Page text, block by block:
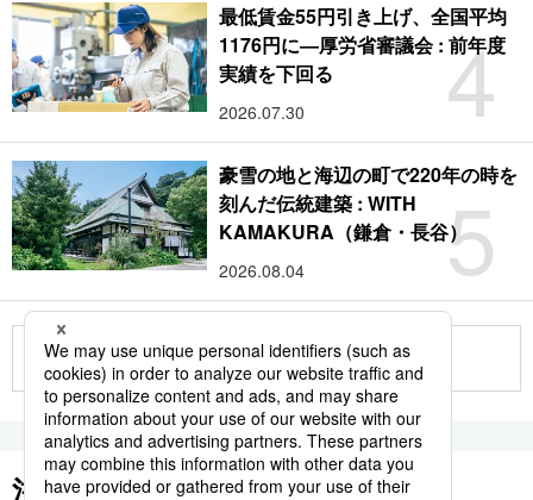
4
最低賃金55円引き上げ、全国平均
1176円に―厚労省審議会 : 前年度
実績を下回る
2026.07.30
5
豪雪の地と海辺の町で220年の時を
刻んだ伝統建築 : WITH
KAMAKURA（鎌倉・長谷）
2026.08.04
もっと見る
注目のキーワード